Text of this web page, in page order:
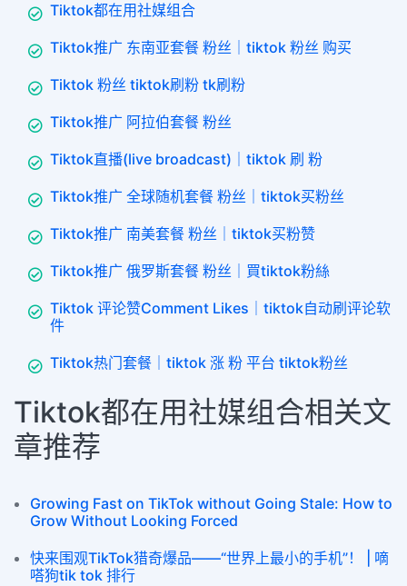
Tiktok都在用社媒组合
Tiktok推广 东南亚套餐 粉丝｜tiktok 粉丝 购买
Tiktok 粉丝 tiktok刷粉 tk刷粉
Tiktok推广 阿拉伯套餐 粉丝
Tiktok直播(live broadcast)｜tiktok 刷 粉
Tiktok推广 全球随机套餐 粉丝｜tiktok买粉丝
Tiktok推广 南美套餐 粉丝｜tiktok买粉赞
Tiktok推广 俄罗斯套餐 粉丝｜買tiktok粉絲
Tiktok 评论赞Comment Likes｜tiktok自动刷评论软
件
Tiktok热门套餐｜tiktok 涨 粉 平台 tiktok粉丝
Tiktok都在用社媒组合相关文
章推荐
Growing Fast on TikTok without Going Stale: How to
Grow Without Looking Forced
快来围观TikTok猎奇爆品——“世界上最小的手机”！ | 嘀
嗒狗tik tok 排行